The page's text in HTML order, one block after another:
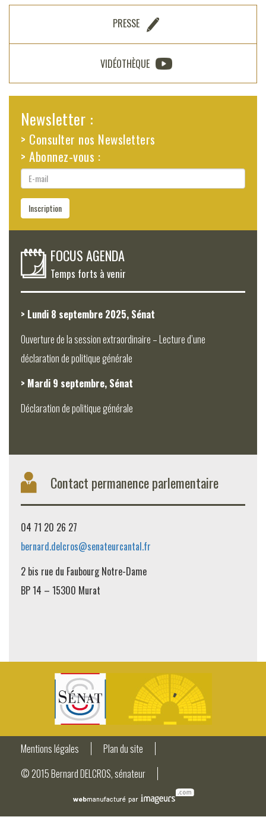
PRESSE
VIDÉOTHÈQUE
Newsletter :
> Consulter nos Newsletters
> Abonnez-vous :
E-
mail
Inscription
FOCUS AGENDA
Temps forts à venir
> Lundi 8 septembre 2025, Sénat
Ouverture de la session extraordinaire – Lecture d’une
déclaration de politique générale
> Mardi 9 septembre, Sénat
Déclaration de politique générale
Contact permanence parlementaire
04 71 20 26 27
bernard.delcros@senateurcantal.fr
2 bis rue du Faubourg Notre-Dame
BP 14 – 15300 Murat
Mentions légales
Plan du site
© 2015 Bernard DELCROS, sénateur